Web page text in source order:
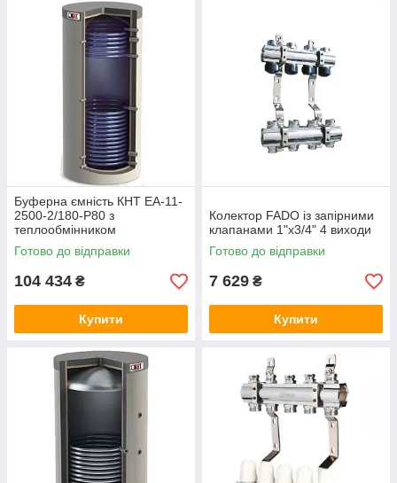
Буферна ємність КНТ ЕА-11-
2500-2/180-P80 з
теплообмінником
Готово до відправки
104 434 ₴
Купити
Колектор FADO із запірними
клапанами 1"х3/4" 4 виходи
Готово до відправки
7 629 ₴
Купити